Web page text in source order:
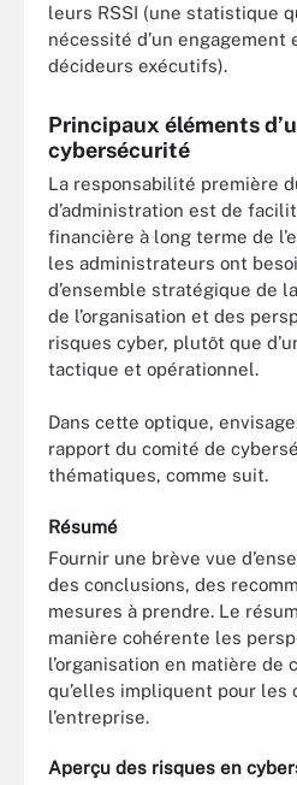
leurs RSSI (une statistique
nécessité d’un engagement
décideurs exécutifs).
Principaux éléments
cybersécurité
La responsabilité première
d’administration est de
financière à long terme de
les administrateurs ont
d’ensemble stratégique de
de l’organisation et des
risques cyber, plutôt que
tactique et opérationnel.
Dans cette optique,
rapport du comité de
thématiques, comme suit.
Résumé
Fournir une brève vue
des conclusions, des
mesures à prendre. Le
manière cohérente les
l’organisation en matière de
qu’elles impliquent pour les
l’entreprise.
Aperçu des risques en